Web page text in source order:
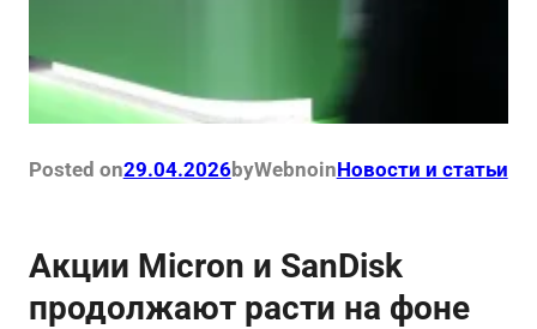
Posted on29.04.2026byWebnoinНовости и статьи
Акции Micron и SanDisk
продолжают расти на фоне